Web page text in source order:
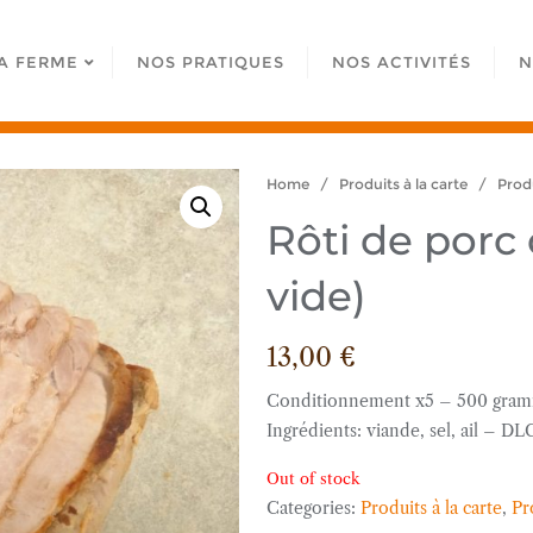
FERME NOS PRATIQUES NOS ACTIVITÉS
Home / Produits à la carte /
Rôti de porc
vide)
13,00 €
Conditionnement x5 – 500
Ingrédients: viande, sel, ail –
Out of stock
Categories: Produits à la carte,